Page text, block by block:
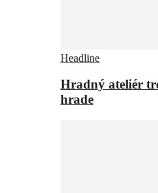
Headline
Hradný ateliér
hrade